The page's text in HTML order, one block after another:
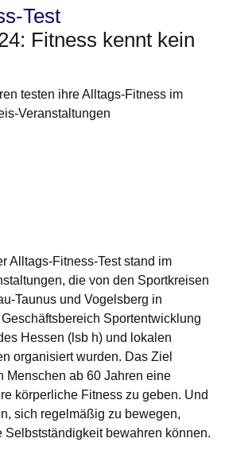
Test
Fitness kennt kein
testen ihre Alltags-Fitness im
Veranstaltungen
Alltags-Fitness-Test stand im
die von den Sportkreisen
Taunus und Vogelsberg in
Sportentwicklung
Hessen (lsb h) und lokalen
organisiert wurden. Das Ziel
Menschen ab 60 Jahren eine
körperliche Fitness zu geben. Und
sich regelmäßig zu bewegen,
Selbstständigkeit bewahren können.